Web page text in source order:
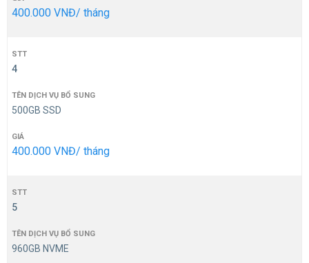
400.000 VNĐ/ tháng
4
500GB SSD
400.000 VNĐ/ tháng
5
960GB NVME